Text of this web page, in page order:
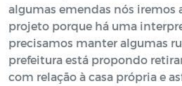
algumas emendas nós iremos
projeto porque há uma
precisamos manter algumas
prefeitura está propondo
com relação à casa própria e